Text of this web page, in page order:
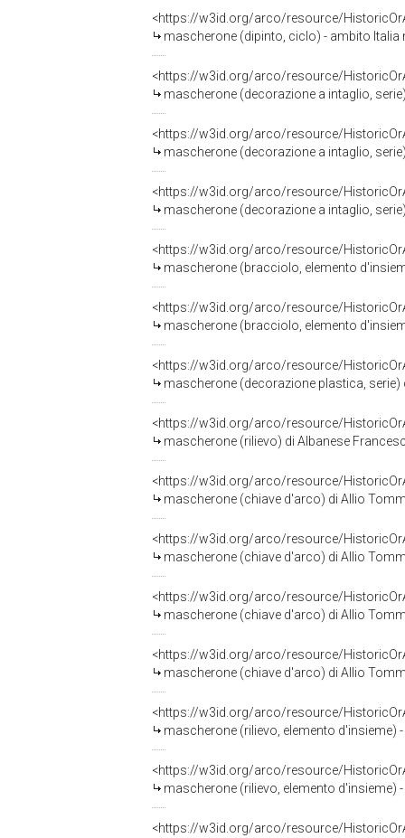
<https://w3id.org/arco/resource/
mascherone (dipinto, ciclo) - ambito Italia
<https://w3id.org/arco/resource/
mascherone (decorazione a intaglio,
<https://w3id.org/arco/resource/
mascherone (decorazione a intaglio,
<https://w3id.org/arco/resource/
mascherone (decorazione a intaglio,
<https://w3id.org/arco/resource/
mascherone (bracciolo, elemento
<https://w3id.org/arco/resource/
mascherone (bracciolo, elemento
<https://w3id.org/arco/resource/
mascherone (decorazione plastica,
<https://w3id.org/arco/resource/
mascherone (rilievo) di Albanese
<https://w3id.org/arco/resource/
mascherone (chiave d'arco) di Allio
<https://w3id.org/arco/resource/
mascherone (chiave d'arco) di Allio
<https://w3id.org/arco/resource/
mascherone (chiave d'arco) di Allio
<https://w3id.org/arco/resource/
mascherone (chiave d'arco) di Allio
<https://w3id.org/arco/resource/
mascherone (rilievo, elemento d'insieme)
<https://w3id.org/arco/resource/
mascherone (rilievo, elemento d'insieme)
<https://w3id.org/arco/resource/